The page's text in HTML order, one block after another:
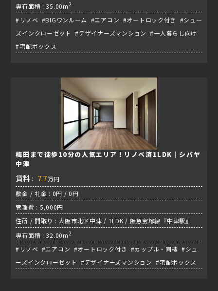
駅』
専有面積 : 35.00m2
#リノベ #BIGワンルーム #エアコン #オートロック付き #シュー
ズインクローゼット #デザイナーズマンション #一人暮らし向け
#宅配ボックス
梅田まで徒歩10分の人気エリア！リノベ済1LDK｜シバヤ
中津
賃料 : 7.7万円
敷金 / 礼金 : 0円 / 0円
管理費 : 5,000円
住所 / 間取り : 大阪市北区中津 / 1LDK / 阪急宝塚線『中津駅』
専有面積 : 32.00m2
#リノベ #エアコン #オートロック付き #カップル・同棲 #シュ
ーズインクローゼット #デザイナーズマンション #宅配ボックス